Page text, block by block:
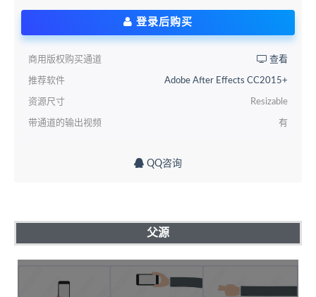
登录后购买
商用版权购买通道 查看
推荐软件 Adobe After Effects CC2015+
资源尺寸 Resizable
带通道的输出视频 有
QQ咨询
父源